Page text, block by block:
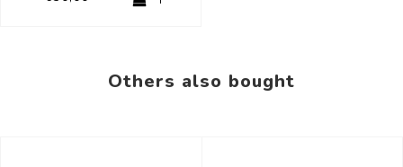
Others also bought